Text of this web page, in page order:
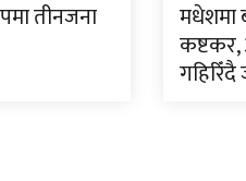
तीनजना मधेशमा
कष्टकर,